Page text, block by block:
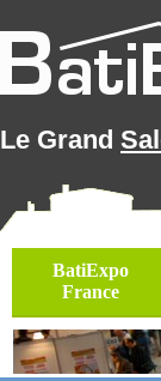
Le Grand
BatiExpo
France